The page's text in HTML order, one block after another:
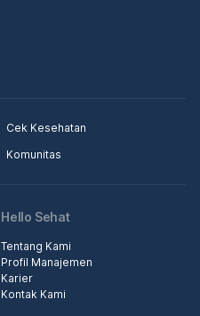
Cek Kesehatan
Komunitas
Hello Sehat
Tentang Kami
Profil Manajemen
Karier
Kontak Kami